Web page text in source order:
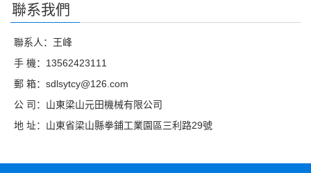
聯系我們
聯系人：王峰
手 機：13562423111
郵 箱：sdlsytcy@126.com
公 司：山東梁山元田機械有限公司
地 址：山東省梁山縣拳鋪工業園區三利路29號